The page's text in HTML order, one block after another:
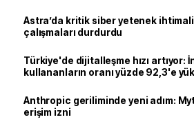
Astra’da kritik siber yetenek
çalışmaları durdurdu
Türkiye'de dijitalleşme hızı artıyor:
kullananların oranı yüzde 92,3'e
Anthropic geriliminde yeni adım:
erişim izni